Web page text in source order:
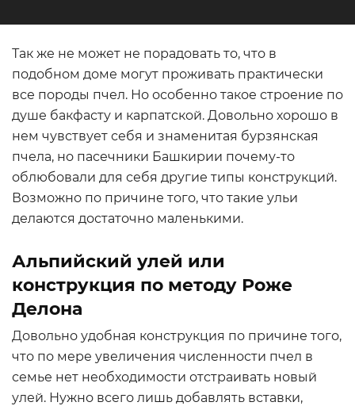
Так же не может не порадовать то, что в
подобном доме могут проживать практически
все породы пчел. Но особенно такое строение по
душе бакфасту и карпатской. Довольно хорошо в
нем чувствует себя и знаменитая бурзянская
пчела, но пасечники Башкирии почему-то
облюбовали для себя другие типы конструкций.
Возможно по причине того, что такие ульи
делаются достаточно маленькими.
Альпийский улей или
конструкция по методу Роже
Делона
Довольно удобная конструкция по причине того,
что по мере увеличения численности пчел в
семье нет необходимости отстраивать новый
улей. Нужно всего лишь добавлять вставки,